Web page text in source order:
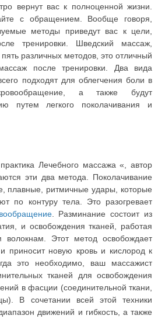
вернут вас к полноценной жизни.
с обращением. Вообще говоря,
методы приведут вас к цели,
тренировки. Шведский массаж,
различных методов, это отличный
после тренировки. Два вида
подходят для облегчения боли в
а также будут
путем легкого поколачивания и
Лечебного массажа «, автор
эти два метода. Поколачивание
плавные, ритмичные удары, которые
по контуру тела. Это разогревает
. Разминание состоит из
и освобождения тканей, работая
Этот метод освобождает
приносит новую кровь и кислород к
это необходимо, ваш массажист
тканей для освобождения
в фасции (соединительной ткани,
В сочетании всей этой техники
движений и гибкость, а также